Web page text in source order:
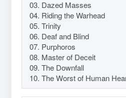
03. Dazed Masses
04. Riding the Warhead
05. Trinity
06. Deaf and Blind
07. Purphoros
08. Master of Deceit
09. The Downfall
10. The Worst of Human